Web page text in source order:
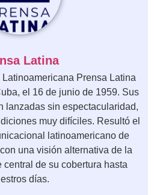
Latina
Prensa Latina
el 16 de junio de 1959. Sus
lanzadas sin espectacularidad,
muy difíciles. Resultó el
latinoamericano de
una visión alternativa de la
de su cobertura hasta
días.